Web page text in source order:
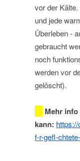
vor der
und jede
Überleben -
gebraucht
noch
werden vor
gelöscht).
Mehr
kann:
f-r-gefl-